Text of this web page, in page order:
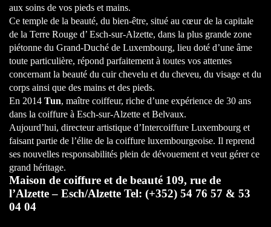
aux soins de vos pieds et mains.
Ce temple de la beauté, du bien-être, situé au cœur de la capitale
de la Terre Rouge d’ Esch-sur-Alzette, dans la plus grande zone
piétonne du Grand-Duché de Luxembourg, lieu doté d’une âme
toute particulière, répond parfaitement à toutes vos attentes
concernant la beauté du cuir chevelu et du cheveu, du visage et du
corps ainsi que des mains et des pieds. ​
En 2014 Tun, maître coiffeur, riche d’une expérience de 30 ans
dans la coiffure à Esch-sur-Alzette et Belvaux.
Aujourd’hui, directeur artistique d’Intercoiffure Luxembourg et
faisant partie de l’élite de la coiffure luxembourgeoise. Il reprend
ses nouvelles responsabilités plein de dévouement et veut gérer ce
grand héritage. ​
Maison de coiffure et de beauté 109, rue de
l’Alzette – Esch/Alzette Tel: (+352) 54 76 57 & 53
04 04